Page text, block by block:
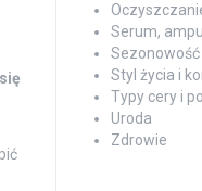
Serum,
Styl życia i
Typy cery i
Uroda
Zdrowie